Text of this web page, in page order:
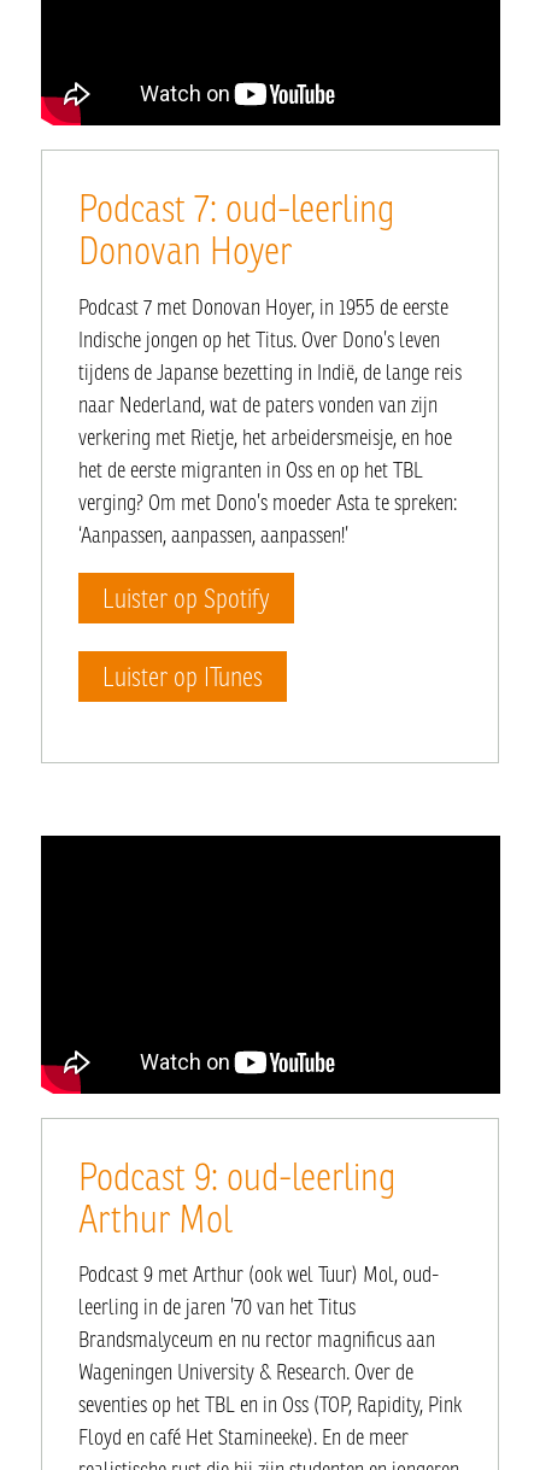
Podcast 7: oud-leerling
Donovan Hoyer
Podcast 7 met Donovan Hoyer, in 1955 de eerste
Indische jongen op het Titus. Over Dono’s leven
tijdens de Japanse bezetting in Indië, de lange reis
naar Nederland, wat de paters vonden van zijn
verkering met Rietje, het arbeidersmeisje, en hoe
het de eerste migranten in Oss en op het TBL
verging? Om met Dono’s moeder Asta te spreken:
‘Aanpassen, aanpassen, aanpassen!’
Luister op Spotify
Luister op ITunes
Podcast 9: oud-leerling
Arthur Mol
Podcast 9 met Arthur (ook wel Tuur) Mol, oud-
leerling in de jaren ’70 van het Titus
Brandsmalyceum en nu rector magnificus aan
Wageningen University & Research. Over de
seventies op het TBL en in Oss (TOP, Rapidity, Pink
Floyd en café Het Stamineeke). En de meer